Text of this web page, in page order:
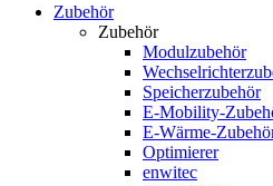
Zubehör
Zubehör
Modulzubehör
Speicherzubehör
E-Mobility-
E-Wärme-
Optimierer
enwitec